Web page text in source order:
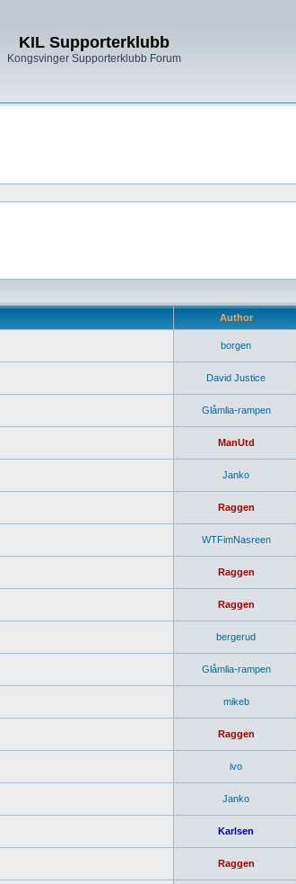
KIL Supporterklubb
Kongsvinger Supporterklubb Forum
Author
borgen
David Justice
Glåmlia-rampen
ManUtd
Janko
Raggen
WTFimNasreen
Raggen
Raggen
bergerud
Glåmlia-rampen
mikeb
Raggen
ivo
Janko
Karlsen
Raggen